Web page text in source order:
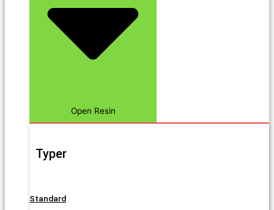
Open Resin
Typer
Standard